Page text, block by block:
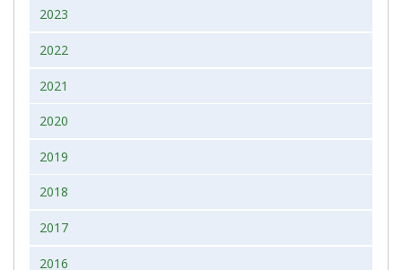
2023
2022
2021
2020
2019
2018
2017
2016